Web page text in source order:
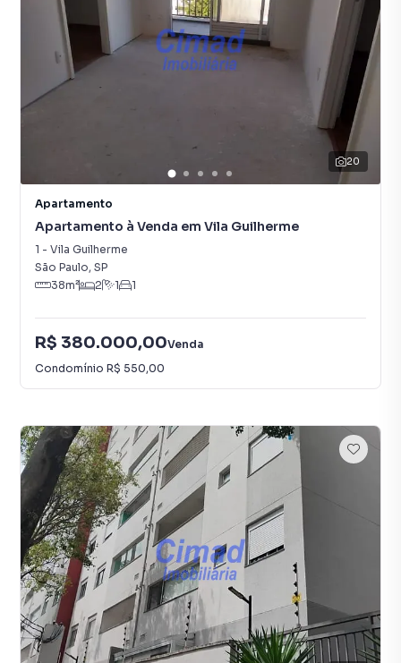
20
Apartamento
Apartamento à Venda em Vila Guilherme
1 - Vila Guilherme
São Paulo, SP
38m² 2 1 1
R$ 380.000,00Venda
Condomínio R$ 550,00